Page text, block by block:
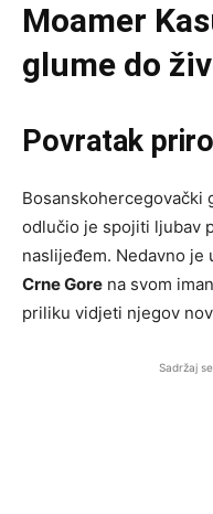
Moamer
glume do
Povratak
Bosanskohercegovački
odlučio je spojiti ljubav
naslijeđem. Nedavno je
Crne Gore na svom
priliku vidjeti njegov
Sadržaj